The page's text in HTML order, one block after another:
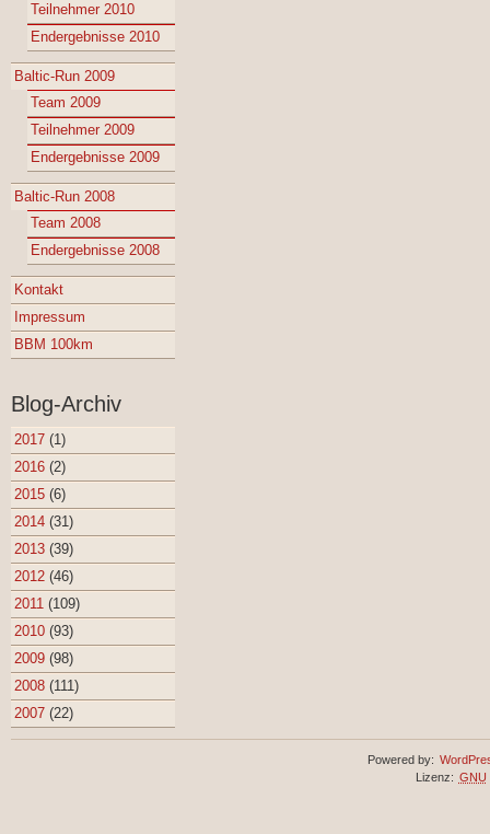
Teilnehmer 2010
Endergebnisse 2010
Baltic-Run 2009
Team 2009
Teilnehmer 2009
Endergebnisse 2009
Baltic-Run 2008
Team 2008
Endergebnisse 2008
Kontakt
Impressum
BBM 100km
Blog-Archiv
2017 (1)
2016 (2)
2015 (6)
2014 (31)
2013 (39)
2012 (46)
2011 (109)
2010 (93)
2009 (98)
2008 (111)
2007 (22)
Powered by:
Lizenz: GNU